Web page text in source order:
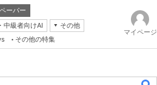
ーパー
中級者向けAI
その他
その他の特集
マイページ